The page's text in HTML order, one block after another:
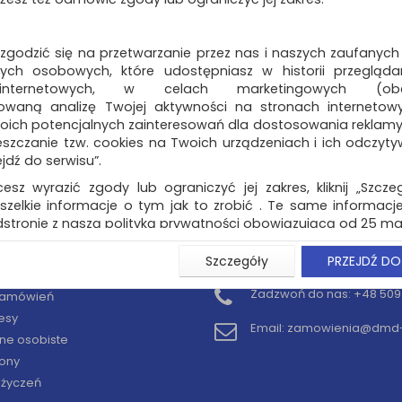
osobiste
KONTAKT
Zadzwoń do nas:+48 509
Email:
się na przetwarzanie przez nas i naszych
osobowych, które udostępniasz w historii
w celach marketingowych
analizę Twojej aktywności na stronach
potencjalnych zainteresowań dla dostosowania
tzw. cookies na Twoich urządzeniach i ich
do serwisu”.
wyrazić zgody lub ograniczyć jej zakres, kliknij
informacje o tym jak to zrobić . Te same
z naszą polityką prywatności obowiązującą od 25
użytkowników zalogowanych, aby umożliwić
i związane z tym prawidłowe działanie naszej
np. wysłanie potwierdzenia zamówienia na
Państwu prawidłowych informacji o promocjach
ważna jest Państwa wcześniejsza zgoda której
zgoda jest dobrowolna i można ją w dowolnym
(rozwiń)
Szczegóły PRZEJDŹ